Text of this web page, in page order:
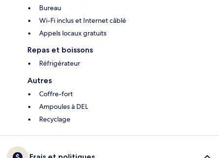
Bureau
Wi-Fi inclus et Internet câblé
Appels locaux gratuits
Repas et boissons
Réfrigérateur
Autres
Coffre-fort
Ampoules à DEL
Recyclage